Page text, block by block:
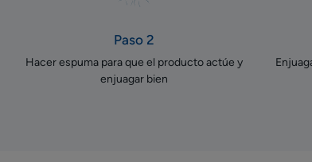
Paso 2
Hacer espuma para que el producto actúe y
enjuagar bien